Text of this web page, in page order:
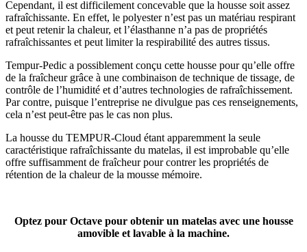
Cependant, il est difficilement concevable que la housse soit assez
rafraîchissante. En effet, le polyester n’est pas un matériau respirant
et peut retenir la chaleur, et l’élasthanne n’a pas de propriétés
rafraîchissantes et peut limiter la respirabilité des autres tissus.
Tempur-Pedic a possiblement conçu cette housse pour qu’elle offre
de la fraîcheur grâce à une combinaison de technique de tissage, de
contrôle de l’humidité et d’autres technologies de rafraîchissement.
Par contre, puisque l’entreprise ne divulgue pas ces renseignements,
cela n’est peut-être pas le cas non plus.
La housse du TEMPUR-Cloud étant apparemment la seule
caractéristique rafraîchissante du matelas, il est improbable qu’elle
offre suffisamment de fraîcheur pour contrer les propriétés de
rétention de la chaleur de la mousse mémoire.
Optez pour Octave pour obtenir un matelas avec une housse
amovible et lavable à la machine.